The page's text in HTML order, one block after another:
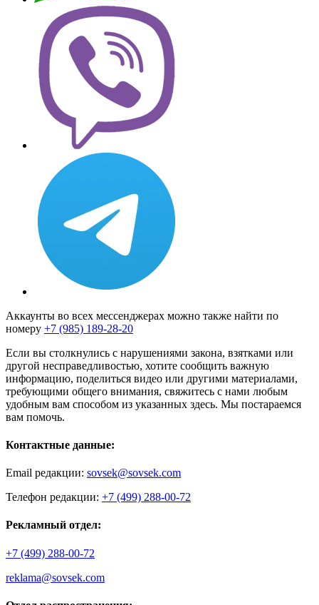
Аккаунты во всех мессенджерах можно также найти по
номеру +7 (985) 189-28-20
Если вы столкнулись с нарушениями закона, взятками или
другой несправедливостью, хотите сообщить важную
информацию, поделиться видео или другими материалами,
требующими общего внимания, свяжитесь с нами любым
удобным вам способом из указанных здесь. Мы постараемся
вам помочь.
Контактные данные:
Email редакции: sovsek@sovsek.com
Телефон редакции: +7 (499) 288-00-72
Рекламный отдел:
+7 (499) 288-00-72
reklama@sovsek.com